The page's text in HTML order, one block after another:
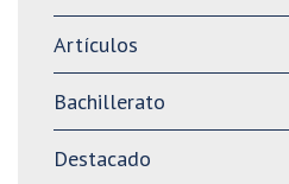
Artículos
Bachillerato
Destacado